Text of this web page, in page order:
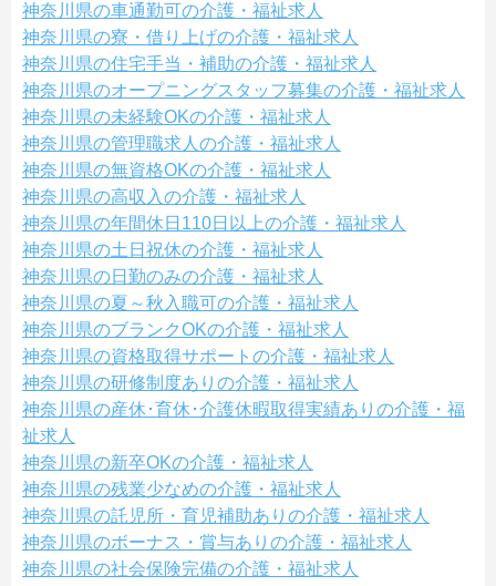
神奈川県の車通勤可の介護・福祉求人
神奈川県の寮・借り上げの介護・福祉求人
神奈川県の住宅手当・補助の介護・福祉求人
神奈川県のオープニングスタッフ募集の介護・福祉求人
神奈川県の未経験OKの介護・福祉求人
神奈川県の管理職求人の介護・福祉求人
神奈川県の無資格OKの介護・福祉求人
神奈川県の高収入の介護・福祉求人
神奈川県の年間休日110日以上の介護・福祉求人
神奈川県の土日祝休の介護・福祉求人
神奈川県の日勤のみの介護・福祉求人
神奈川県の夏～秋入職可の介護・福祉求人
神奈川県のブランクOKの介護・福祉求人
神奈川県の資格取得サポートの介護・福祉求人
神奈川県の研修制度ありの介護・福祉求人
神奈川県の産休･育休･介護休暇取得実績ありの介護・福
祉求人
神奈川県の新卒OKの介護・福祉求人
神奈川県の残業少なめの介護・福祉求人
神奈川県の託児所・育児補助ありの介護・福祉求人
神奈川県のボーナス・賞与ありの介護・福祉求人
神奈川県の社会保険完備の介護・福祉求人